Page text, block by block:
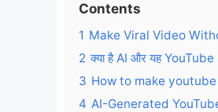
Contents
1 Make Viral Video
2 क्या है AI और यह
3 How to make
4 AI-Generated